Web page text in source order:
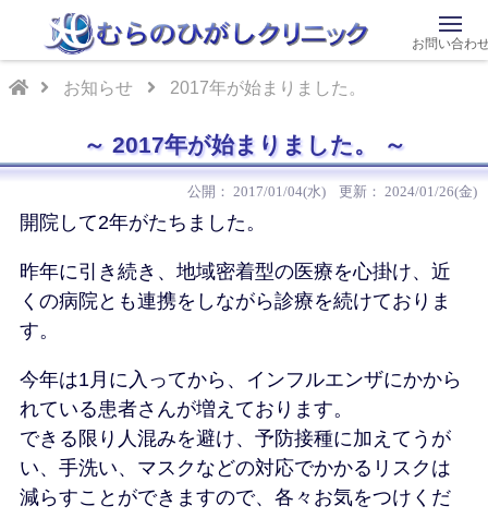
お知らせ 2017年が始まりました。
2017年が始まりました。
2017/01/04(水) 2024/01/26(金)
開院して2年がたちました。
昨年に引き続き、地域密着型の医療を心掛け、近
くの病院とも連携をしながら診療を続けておりま
す。
今年は1月に入ってから、インフルエンザにかから
れている患者さんが増えております。
できる限り人混みを避け、予防接種に加えてうが
い、手洗い、マスクなどの対応でかかるリスクは
減らすことができますので、各々お気をつけくだ
お問い合わ